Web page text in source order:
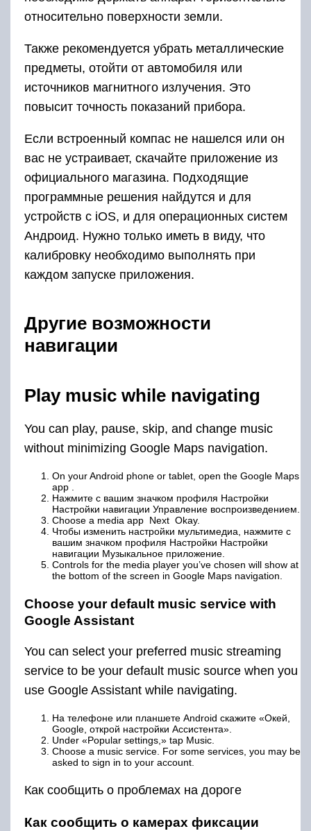
относительно поверхности земли.
Также рекомендуется убрать металлические
предметы, отойти от автомобиля или
источников магнитного излучения. Это
повысит точность показаний прибора.
Если встроенный компас не нашелся или он
вас не устраивает, скачайте приложение из
официального магазина. Подходящие
программные решения найдутся и для
устройств с iOS, и для операционных систем
Андроид. Нужно только иметь в виду, что
калибровку необходимо выполнять при
каждом запуске приложения.
Другие возможности
навигации
Play music while navigating
You can play, pause, skip, and change music
without minimizing Google Maps navigation.
On your Android phone or tablet, open the Google Maps
app .
Нажмите с вашим значком профиля Настройки
Настройки навигации Управление воспроизведением.
Choose a media app Next Okay.
Чтобы изменить настройки мультимедиа, нажмите с
вашим значком профиля Настройки Настройки
навигации Музыкальное приложение.
Controls for the media player you’ve chosen will show at
the bottom of the screen in Google Maps navigation.
Choose your default music service with
Google Assistant
You can select your preferred music streaming
service to be your default music source when you
use Google Assistant while navigating.
На телефоне или планшете Android скажите «Окей,
Google, открой настройки Ассистента».
Under «Popular settings,» tap Music.
Choose a music service. For some services, you may be
asked to sign in to your account.
Как сообщить о проблемах на дороге
Как сообщить о камерах фиксации